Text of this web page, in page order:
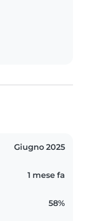
Giugno 2025
1 mese fa
58%